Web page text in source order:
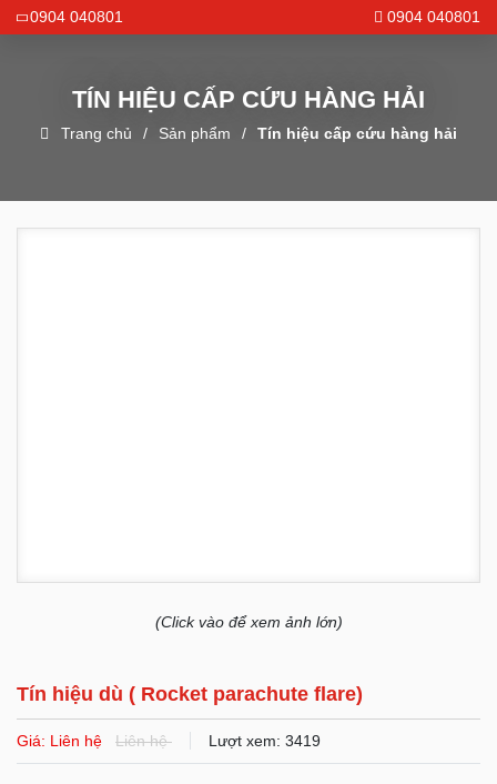
0904 040801 0904 040801
TÍN HIỆU CẤP CỨU HÀNG HẢI
Trang chủ Sản phẩm Tín hiệu cấp cứu hàng hải
(Click vào để xem ảnh lớn)
Tín hiệu dù ( Rocket parachute flare)
Giá: Liên hệ Liên hệ Lượt xem: 3419